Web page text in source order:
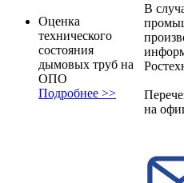
Оценка
технического
состояния
дымовых труб на
ОПО
Подробнее >>
В
на